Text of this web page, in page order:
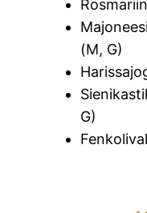
(M, G)
G)